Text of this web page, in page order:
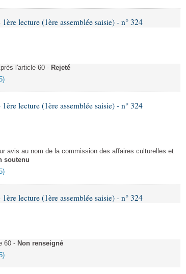
lecture (1ère assemblée saisie) - n° 324
l'article 60 - Rejeté
lecture (1ère assemblée saisie) - n° 324
avis au nom de la commission des affaires culturelles et
soutenu
lecture (1ère assemblée saisie) - n° 324
60 - Non renseigné